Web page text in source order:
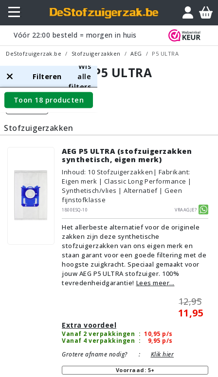
Vóór 22:00 besteld = morgen in huis
DeStofzuigerzak.be Stofzuigerzakken AEG P5 ULTRA
AEG P5 ULTRA
Filters
Filteren
Wis
alle
filters
Toon 18 producten
Stofzuigerzakken
AEG P5 ULTRA (stofzuigerzakken
synthetisch, eigen merk)
Inhoud: 10 Stofzuigerzakken | Fabrikant:
Eigen merk | Classic Long Performance |
Synthetisch/vlies | Alternatief | Geen
fijnstofklasse
1800ESQ-10
Vraagje?
Het allerbeste alternatief voor de originele
zakken zijn deze synthetische
stofzuigerzakken van ons eigen merk en
staan garant voor een goede filtering met de
hoogste zuigkracht. Speciaal gemaakt voor
jouw AEG P5 ULTRA stofzuiger. 100%
tevredenheidgarantie! Lees meer...
12,95
11,95
Extra voordeel
Vanaf 2 verpakkingen : 10,95 p/s
Vanaf 4 verpakkingen : 9,95 p/s
Grotere afname nodig?
: Klik hier
Voorraad: 5+